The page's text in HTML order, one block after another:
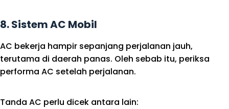
8. Sistem AC Mobil
AC bekerja hampir sepanjang perjalanan jauh,
terutama di daerah panas. Oleh sebab itu, periksa
performa AC setelah perjalanan.
Tanda AC perlu dicek antara lain: